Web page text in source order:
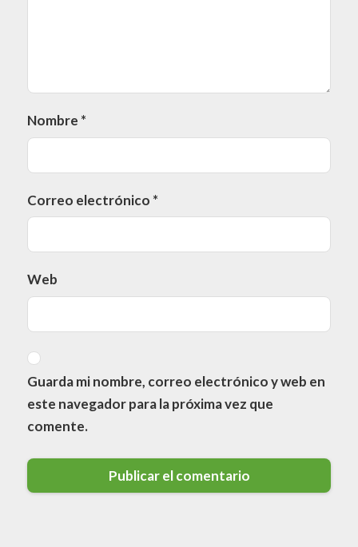
Nombre *
Correo electrónico *
Web
Guarda mi nombre, correo electrónico y web en
este navegador para la próxima vez que
comente.